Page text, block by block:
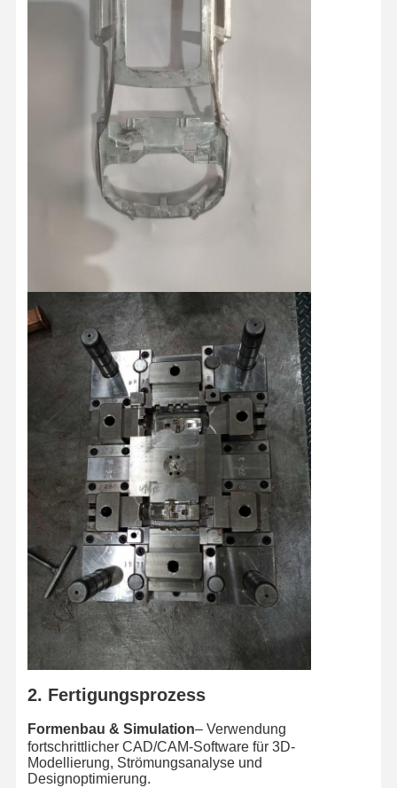
Qualitätskont
Nachrichten
Plaudern Sie
Schimmel für Haushaltsgeräte
Medizinisches Spritzen
Hausspritzgussform
Kundenspezifische Spritzgussform
Produkte aus Spritzguss
Druckgussform
2. Fertigungsprozess
Formenbau & Simulation– Verwendung
fortschrittlicher CAD/CAM-Software für 3D-
Modellierung, Strömungsanalyse und
Designoptimierung.